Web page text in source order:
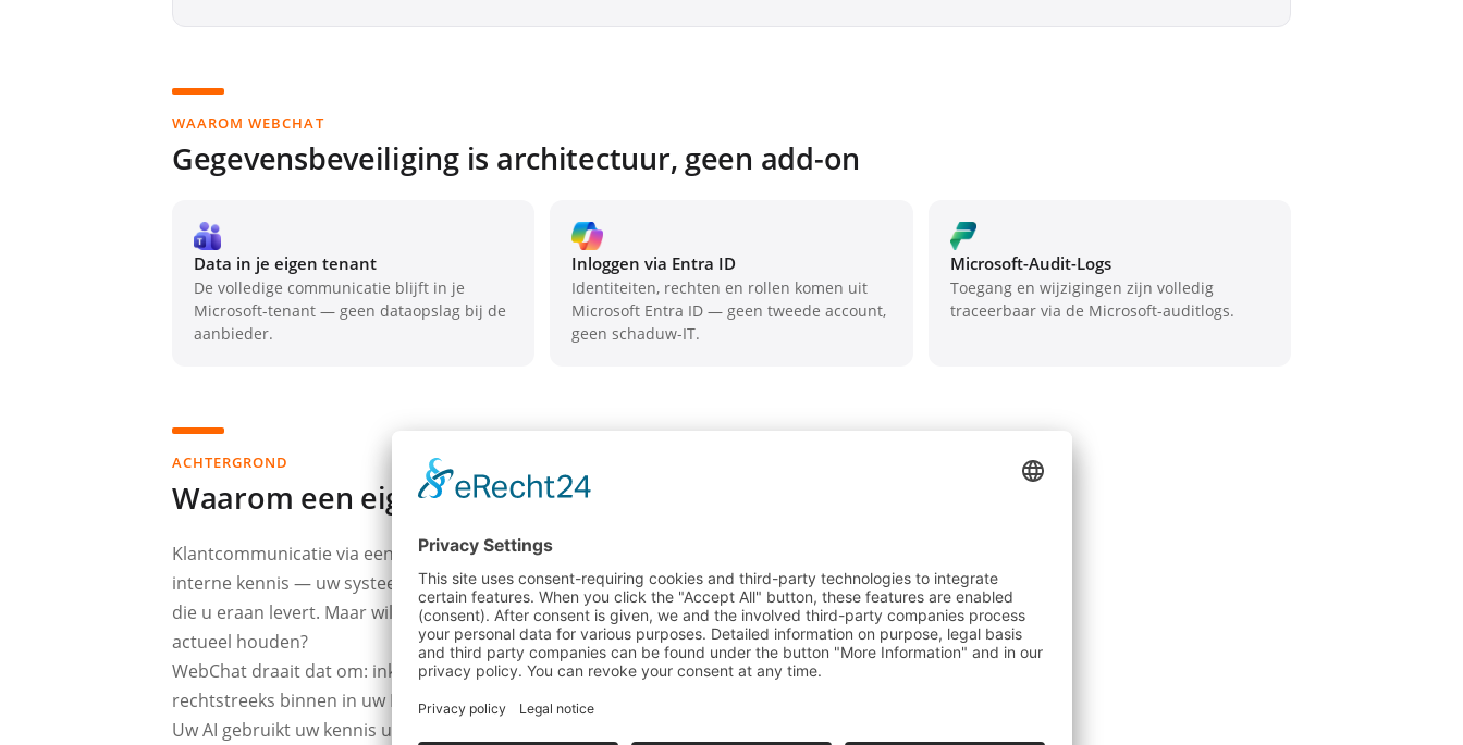
WAAROM WEBCHAT
Gegevensbeveiliging is architectuur, geen add-on
Data in je eigen tenant
De volledige communicatie blijft in je
Microsoft-tenant — geen dataopslag bij de
aanbieder.
Inloggen via Entra ID
Identiteiten, rechten en rollen komen uit
Microsoft Entra ID — geen tweede account,
geen schaduw-IT.
Microsoft-Audit-Logs
Toegang en wijzigingen zijn volledig
traceerbaar via de Microsoft-auditlogs.
ACHTERGROND
Waarom een eigen tenant meer gegevensbeveiliging betekent
Klantcommunicatie via een externe service betekent dat uw gegevens — en steeds vaker ook uw
interne kennis — uw systeem verlaten. Want een externe dienst is altijd maar zo goed als de gegevens
die u eraan levert. Maar wilt u echt alles uit handen geven? En elke gegevensbron daar voortdurend
actueel houden?
WebChat draait dat om: inkomende kanalen zoals de website-widget, WhatsApp of Instagram komen
rechtstreeks binnen in uw Microsoft Teams-kanaal — gegevens en kennis blijven in uw eigen tenant.
Uw AI gebruikt uw kennis uit Microsoft Entra ID en uw systemen: actueel, snel en onder uw controle.